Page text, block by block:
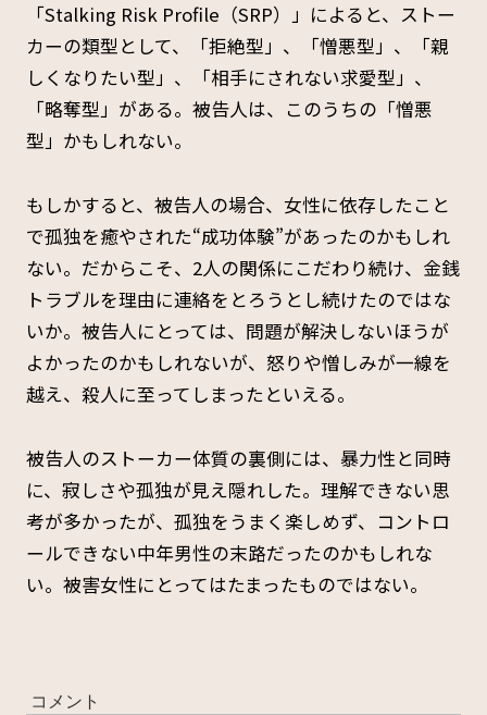
「Stalking Risk Profile（SRP）」によると、ストー
カーの類型として、「拒絶型」、「憎悪型」、「親
しくなりたい型」、「相手にされない求愛型」、
「略奪型」がある。被告人は、このうちの「憎悪
型」かもしれない。
もしかすると、被告人の場合、女性に依存したこと
で孤独を癒やされた“成功体験”があったのかもしれ
ない。だからこそ、2人の関係にこだわり続け、金銭
トラブルを理由に連絡をとろうとし続けたのではな
いか。被告人にとっては、問題が解決しないほうが
よかったのかもしれないが、怒りや憎しみが一線を
越え、殺人に至ってしまったといえる。
被告人のストーカー体質の裏側には、暴力性と同時
に、寂しさや孤独が見え隠れした。理解できない思
考が多かったが、孤独をうまく楽しめず、コントロ
ールできない中年男性の末路だったのかもしれな
い。被害女性にとってはたまったものではない。